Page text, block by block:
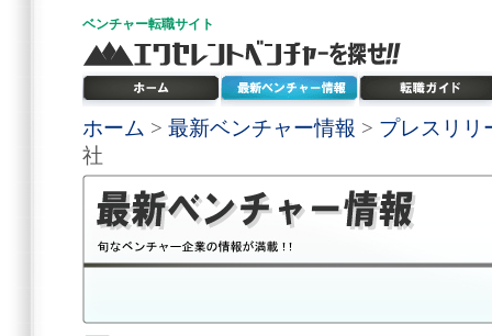
ベンチャー転職サイト
ホーム > 最新ベンチャー情報 > プレスリリ
社